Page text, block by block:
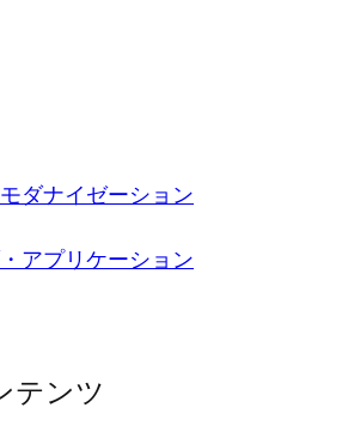
ダナイゼーション
アプリケーション
テンツ